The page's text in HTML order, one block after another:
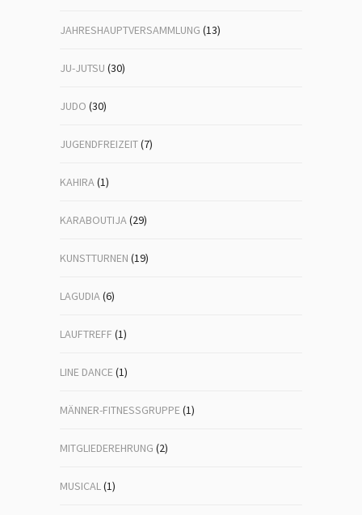
JAHRESHAUPTVERSAMMLUNG (13)
JU-JUTSU (30)
JUDO (30)
JUGENDFREIZEIT(7)
KAHIRA(1)
KARABOUTIJA(29)
KUNSTTURNEN (19)
LAGUDIA(6)
LAUFTREFF (1)
LINE DANCE(1)
MÄNNER-FITNESSGRUPPE(1)
MITGLIEDEREHRUNG (2)
MUSICAL(1)